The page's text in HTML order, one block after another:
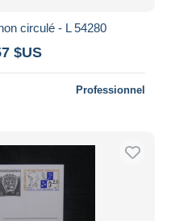
circulé - L 54280
$US
Professionnel